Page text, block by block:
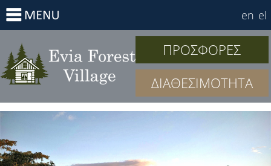
en el
ΠΡΟΣΦΟΡΕΣ
ΔΙΑΘΕΣΙΜΟΤΗΤΑ